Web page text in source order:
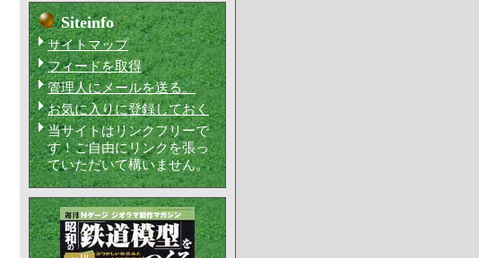
Siteinfo
サイトマップ
フィードを取得
管理人にメールを送る。
お気に入りに登録しておく
当サイトはリンクフリーで
す！ご自由にリンクを張っ
ていただいて構いません。